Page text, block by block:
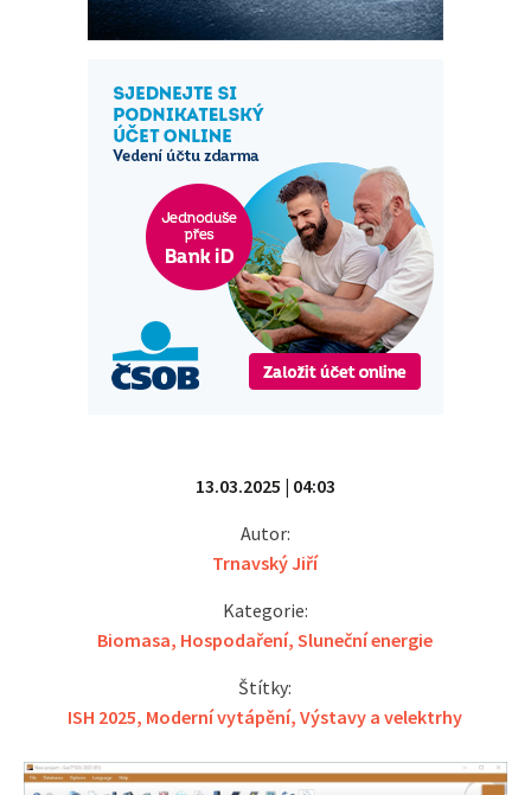
13.03.2025 | 04:03
Autor:
Trnavský Jiří
Kategorie:
Biomasa, Hospodaření,Sluneční energie
Štítky:
ISH 2025, Moderní vytápění,Výstavy a velektrhy